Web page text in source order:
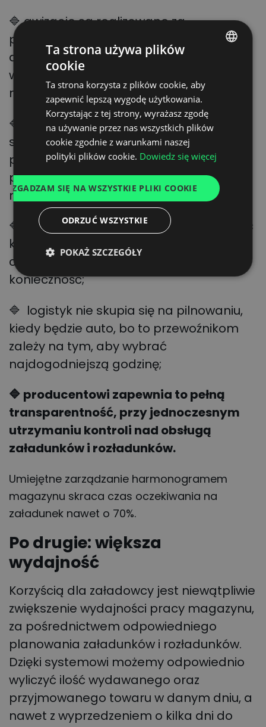
🔷 awizacje są realizowane za
pośrednictwem systemu, gdzie odsetek
dostaw podjętych poza platformą
wynosi ok. 8% (sytuacje nagłe,
niespodziewane);
🔷 do harmonogramu mają dostęp
spedycje oraz przewoźnicy, którzy w
prosty sposób mogą dokonać awizacji,
podając dane pojazdu oraz kierowcy
realizującego transport;
🔷 użytkownicy zyskują również możliwość
kontroli pojazdu i elastycznej zmiany
czasu operacji, jeżeli zajdzie taka
konieczność;
🔷 logistyk nie skupia się na pilnowaniu,
kiedy będzie auto, bo to przewoźnikom
zależy na tym, aby wybrać
najdogodniejszą godzinę;
🔷 producentowi zapewnia to pełną
transparentność, przy jednoczesnym
utrzymaniu kontroli nad obsługą
załadunków i rozładunków.
Umiejętne zarządzanie harmonogramem
magazynu skraca czas oczekiwania na
załadunek nawet o 70%.
Po drugie: większa
wydajność
Korzyścią dla załadowcy jest niewątpliwie
zwiększenie wydajności pracy magazynu,
za pośrednictwem odpowiedniego
planowania załadunków i rozładunków.
Dzięki systemowi możemy odpowiednio
wyliczyć ilość wydawanego oraz
przyjmowanego towaru w danym dniu, a
nawet z wyprzedzeniem o kilka dni do
ENGLISH
UKRAINIAN
FRENCH
Ta strona używa plików
cookie
Ta strona korzysta z plików cookie, aby
zapewnić lepszą wygodę użytkowania.
Korzystając z tej strony, wyrażasz zgodę
na używanie przez nas wszystkich plików
cookie zgodnie z warunkami naszej
polityki plików cookie. Dowiedz się więcej
ZGADZAM SIĘ NA WSZYSTKIE PLIKI COOKIE
ODRZUĆ WSZYSTKIE
POKAŻ SZCZEGÓŁY